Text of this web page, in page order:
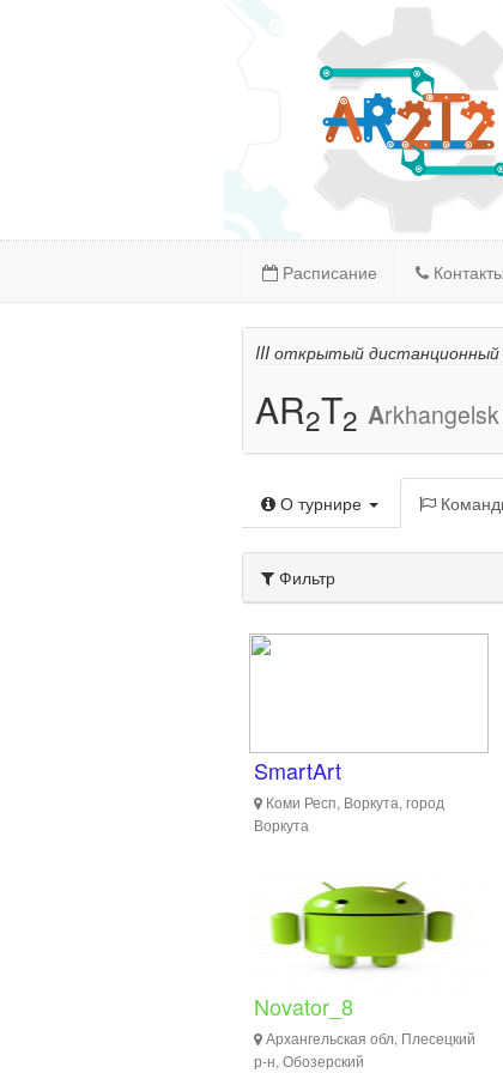
Расписание Контакты
III открытый
AR2T2 A
О турнире
Фильтр
SmartArt
Коми Респ, Воркута, город
Воркута
Novator_8
Архангельская обл, Плесецкий
р-н, Обозерский